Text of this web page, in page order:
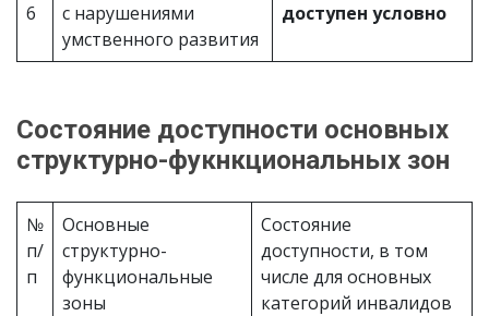
6
с нарушениями
умственного развития
доступен условно
Состояние доступности основных
структурно-фукнкциональных зон
№
п/
п
Основные
структурно-
функциональные
зоны
Состояние
доступности, в том
числе для основных
категорий инвалидов